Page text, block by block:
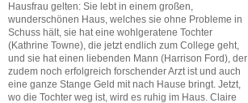
Hausfrau gelten: Sie lebt in einem großen,
wunderschönen Haus, welches sie ohne Probleme in
Schuss hält, sie hat eine wohlgeratene Tochter
(Kathrine Towne), die jetzt endlich zum College geht,
und sie hat einen liebenden Mann (Harrison Ford), der
zudem noch erfolgreich forschender Arzt ist und auch
eine ganze Stange Geld mit nach Hause bringt. Jetzt,
wo die Tochter weg ist, wird es ruhig im Haus. Claire